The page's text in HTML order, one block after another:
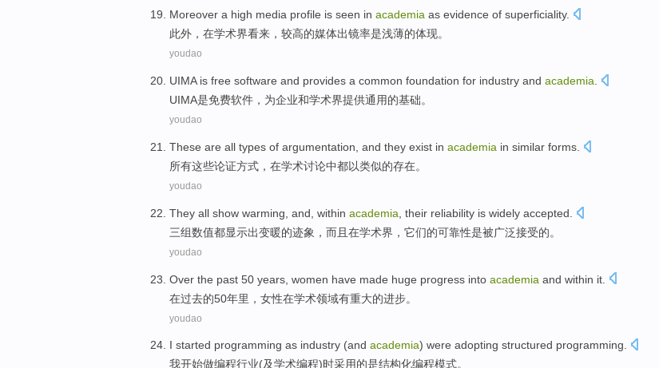
Moreover a high media profile is seen in academia as evidence of superficiality.
此外 ， 在学术界看来， 较高的媒体出镜率是浅薄的体现。
youdao
UIMA is free software and provides a common foundation for industry and academia
UIMA是免费软件 ， 为企业和学术界提供通用的基础。
youdao
These are all types of argumentation , and they exist in academia in similar forms.
所有这些论证方式 ， 在学术讨论中都以类似的存在。
youdao
They all show warming and within academia their reliability is widely accepted
三组数值都显示出变暖的迹象， 而且 在学术界 ， 它们的可靠性是被广泛接受的。
youdao
Over the past 50 years women have made huge progress into academia and within it.
在过去的50年里 ， 女性在学术领域有重大的进步。
youdao
I started programming as industry (and academia) were adopting structured programming.
我开始做编程行业(及学术编程)时采用的是结构化编程模式。